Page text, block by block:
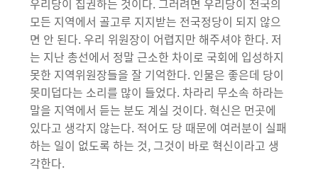
우리당이 집권하는 것이다. 그러려면 우리당이 전국의
모든 지역에서 골고루 지지받는 전국정당이 되지 않으
면 안 된다. 우리 위원장이 어렵지만 해주셔야 한다. 저
는 지난 총선에서 정말 근소한 차이로 국회에 입성하지
못한 지역위원장들을 잘 기억한다. 인물은 좋은데 당이
못미덥다는 소리를 많이 들었다. 차라리 무소속 하라는
말을 지역에서 듣는 분도 계실 것이다. 혁신은 먼곳에
있다고 생각지 않는다. 적어도 당 때문에 여러분이 실패
하는 일이 없도록 하는 것, 그것이 바로 혁신이라고 생
각한다.